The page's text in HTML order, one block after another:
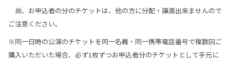
尚、お申込者の分のチケットは、他の方に分配・譲渡出来ませんので
ご注意ください。
※同一日時の公演のチケットを同一名義・同一携帯電話番号で複数回ご
購入いただいた場合、必ず1枚ずつお申込者分のチケットとして手元に